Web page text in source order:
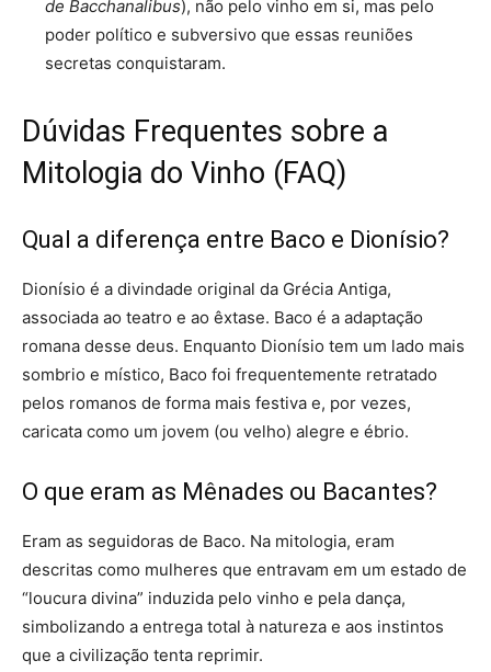
de Bacchanalibus), não pelo vinho em si, mas pelo
poder político e subversivo que essas reuniões
secretas conquistaram.
Dúvidas Frequentes sobre a
Mitologia do Vinho (FAQ)
Qual a diferença entre Baco e Dionísio?
Dionísio é a divindade original da Grécia Antiga,
associada ao teatro e ao êxtase. Baco é a adaptação
romana desse deus. Enquanto Dionísio tem um lado mais
sombrio e místico, Baco foi frequentemente retratado
pelos romanos de forma mais festiva e, por vezes,
caricata como um jovem (ou velho) alegre e ébrio.
O que eram as Mênades ou Bacantes?
Eram as seguidoras de Baco. Na mitologia, eram
descritas como mulheres que entravam em um estado de
“loucura divina” induzida pelo vinho e pela dança,
simbolizando a entrega total à natureza e aos instintos
que a civilização tenta reprimir.